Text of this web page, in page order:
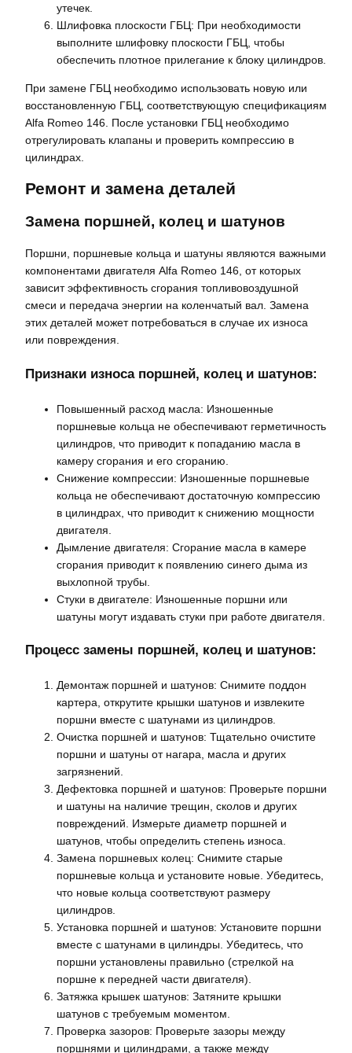
утечек.
Шлифовка плоскости ГБЦ: При необходимости
выполните шлифовку плоскости ГБЦ, чтобы
обеспечить плотное прилегание к блоку цилиндров.
При замене ГБЦ необходимо использовать новую или
восстановленную ГБЦ, соответствующую спецификациям
Alfa Romeo 146. После установки ГБЦ необходимо
отрегулировать клапаны и проверить компрессию в
цилиндрах.
Ремонт и замена деталей
Замена поршней, колец и шатунов
Поршни, поршневые кольца и шатуны являются важными
компонентами двигателя Alfa Romeo 146, от которых
зависит эффективность сгорания топливовоздушной
смеси и передача энергии на коленчатый вал. Замена
этих деталей может потребоваться в случае их износа
или повреждения.
Признаки износа поршней, колец и шатунов:
Повышенный расход масла: Изношенные
поршневые кольца не обеспечивают герметичность
цилиндров, что приводит к попаданию масла в
камеру сгорания и его сгоранию.
Снижение компрессии: Изношенные поршневые
кольца не обеспечивают достаточную компрессию
в цилиндрах, что приводит к снижению мощности
двигателя.
Дымление двигателя: Сгорание масла в камере
сгорания приводит к появлению синего дыма из
выхлопной трубы.
Стуки в двигателе: Изношенные поршни или
шатуны могут издавать стуки при работе двигателя.
Процесс замены поршней, колец и шатунов:
Демонтаж поршней и шатунов: Снимите поддон
картера, открутите крышки шатунов и извлеките
поршни вместе с шатунами из цилиндров.
Очистка поршней и шатунов: Тщательно очистите
поршни и шатуны от нагара, масла и других
загрязнений.
Дефектовка поршней и шатунов: Проверьте поршни
и шатуны на наличие трещин, сколов и других
повреждений. Измерьте диаметр поршней и
шатунов, чтобы определить степень износа.
Замена поршневых колец: Снимите старые
поршневые кольца и установите новые. Убедитесь,
что новые кольца соответствуют размеру
цилиндров.
Установка поршней и шатунов: Установите поршни
вместе с шатунами в цилиндры. Убедитесь, что
поршни установлены правильно (стрелкой на
поршне к передней части двигателя).
Затяжка крышек шатунов: Затяните крышки
шатунов с требуемым моментом.
Проверка зазоров: Проверьте зазоры между
поршнями и цилиндрами, а также между